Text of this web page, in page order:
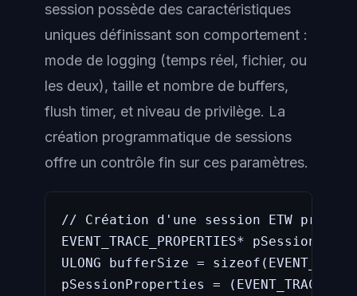
session possède des caractéristiques
uniques définissant son comportement :
mode de logging (temps réel, fichier, ou
les deux), taille et nombre de buffers,
flush timer, et niveau de privilège. La
création programmatique de sessions
offre un contrôle fin sur ces paramètres.
// Création d'une session ETW
EVENT_TRACE_PROPERTIES*
ULONG bufferSize =
pSessionProperties =